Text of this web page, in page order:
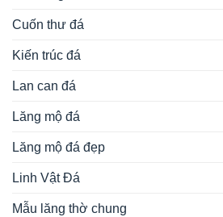
Cuốn thư đá
Kiến trúc đá
Lan can đá
Lăng mộ đá
Lăng mộ đá đẹp
Linh Vật Đá
Mẫu lăng thờ chung